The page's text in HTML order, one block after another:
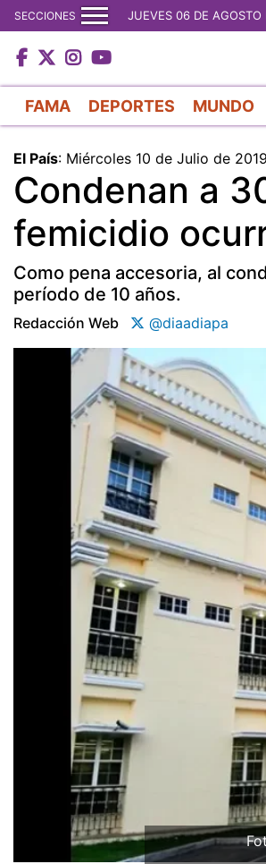
SECCIONES JUEVES 06 DE
FAMA DEPORTES MUNDO
El País: Miércoles 10 de Julio de
Condenan a
femicidio
Como pena accesoria, al
período de 10 años.
Redacción Web @diaadiapa